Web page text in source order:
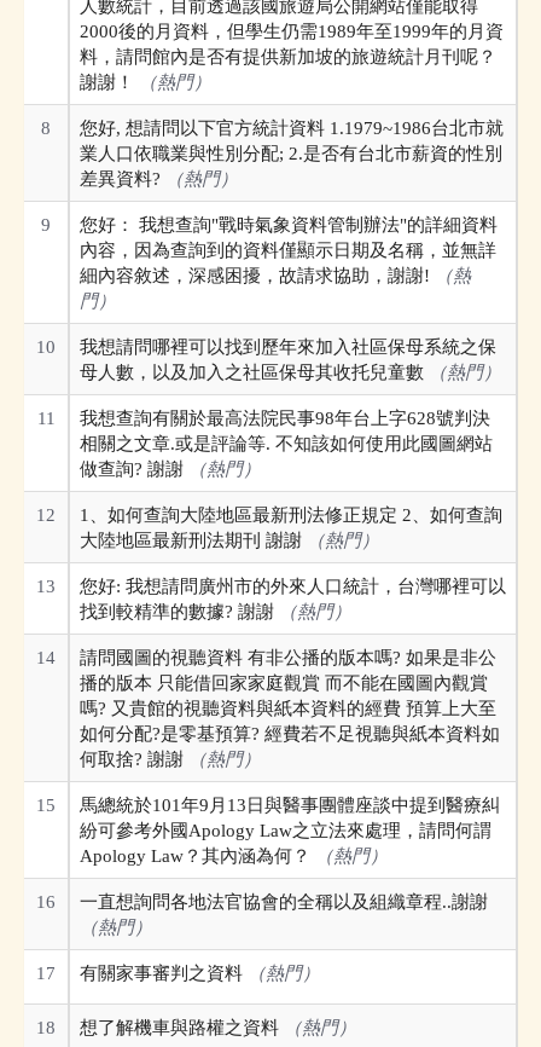
人數統計，目前透過該國旅遊局公開網站僅能取得
2000後的月資料，但學生仍需1989年至1999年的月資
料，請問館內是否有提供新加坡的旅遊統計月刊呢？
謝謝！
（熱門）
8
您好, 想請問以下官方統計資料 1.1979~1986台北市就
業人口依職業與性別分配; 2.是否有台北市薪資的性別
差異資料?
（熱門）
9
您好： 我想查詢"戰時氣象資料管制辦法"的詳細資料
內容，因為查詢到的資料僅顯示日期及名稱，並無詳
細內容敘述，深感困擾，故請求協助，謝謝!
（熱
門）
10
我想請問哪裡可以找到歷年來加入社區保母系統之保
母人數，以及加入之社區保母其收托兒童數
（熱門）
11
我想查詢有關於最高法院民事98年台上字628號判決
相關之文章.或是評論等. 不知該如何使用此國圖網站
做查詢? 謝謝
（熱門）
12
1、如何查詢大陸地區最新刑法修正規定 2、如何查詢
大陸地區最新刑法期刊 謝謝
（熱門）
13
您好: 我想請問廣州市的外來人口統計，台灣哪裡可以
找到較精準的數據? 謝謝
（熱門）
14
請問國圖的視聽資料 有非公播的版本嗎? 如果是非公
播的版本 只能借回家家庭觀賞 而不能在國圖內觀賞
嗎? 又貴館的視聽資料與紙本資料的經費 預算上大至
如何分配?是零基預算? 經費若不足視聽與紙本資料如
何取捨? 謝謝
（熱門）
15
馬總統於101年9月13日與醫事團體座談中提到醫療糾
紛可參考外國Apology Law之立法來處理，請問何謂
Apology Law？其內涵為何？
（熱門）
16
一直想詢問各地法官協會的全稱以及組織章程..謝謝
（熱門）
17 有關家事審判之資料 （熱門）
18 想了解機車與路權之資料 （熱門）